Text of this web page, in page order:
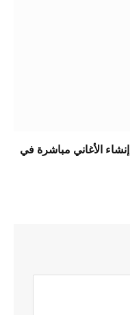
يتيح Suno الآن لمستخدمي iPhone إنشاء الأغاني مباشرة في